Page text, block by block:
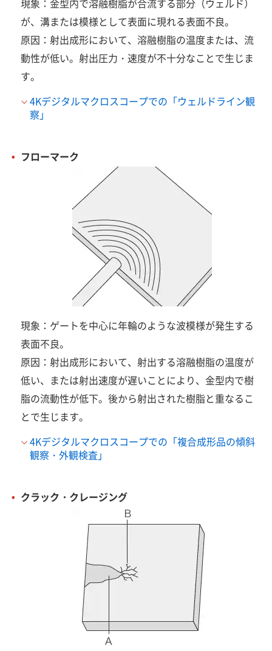
現象：金型内で溶融樹脂が合流する部分（ウェルド）
が、溝または模様として表面に現れる表面不良。
原因：射出成形において、溶融樹脂の温度または、流
動性が低い。射出圧力・速度が不十分なことで生じま
す。
4Kデジタルマクロスコープでの「ウェルドライン観
察」
フローマーク
現象：ゲートを中心に年輪のような波模様が発生する
表面不良。
原因：射出成形において、射出する溶融樹脂の温度が
低い、または射出速度が遅いことにより、金型内で樹
脂の流動性が低下。後から射出された樹脂と重なるこ
とで生じます。
4Kデジタルマクロスコープでの「複合成形品の傾斜
観察・外観検査」
クラック・クレージング